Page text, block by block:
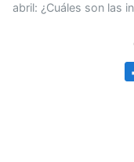
abril: ¿Cuáles son las